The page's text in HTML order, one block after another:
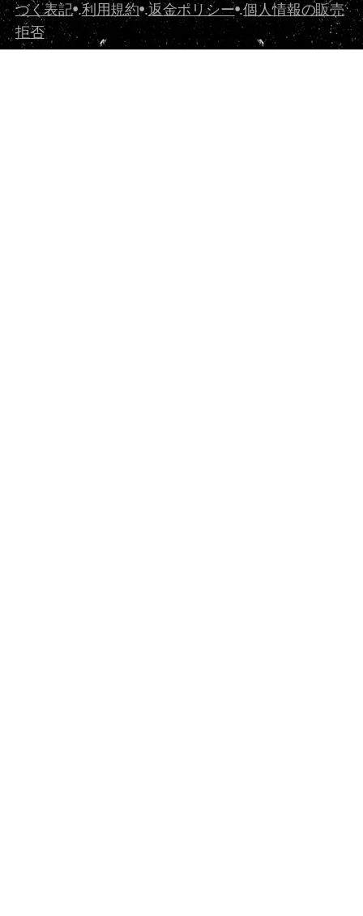
づく表記•.利用規約•.返金ポリシー•.個人情報の販売
拒否